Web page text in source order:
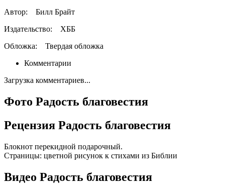
Автор:
Билл Брайт
Издательство:
ХББ
Обложка: Твердая обложка
Комментарии
Загрузка комментариев...
Фото Радость благовестия
Рецензия Радость благовестия
Блокнот перекидной подарочный.
Страницы: цветной рисунок к стихами из Библии
Видео Радость благовестия